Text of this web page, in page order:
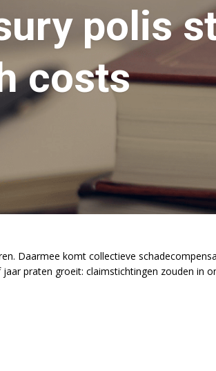
polis
costs
Daarmee komt collectieve
praten groeit: claimstichtingen zouden in